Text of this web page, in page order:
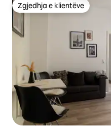
Zgjedhja e klientëve
Zgjedhja e klientëve